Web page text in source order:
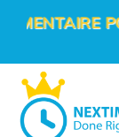
contenu
POUR